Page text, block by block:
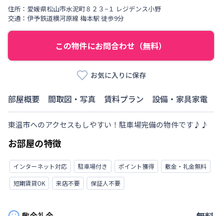
住所： 愛媛県松山市水泥町８２３−１ レジデンス小野
交通： 伊予鉄道横河原線 梅本駅 徒歩9分
この物件にお問合わせ（無料）
お気に入りに保存
部屋概要 間取図・写真 賃料プラン 設備・家具家電
東温市へのアクセスもしやすい！駐車場完備の物件です♪♪
お部屋の特徴
インターネット対応 駐車場付き ポイント獲得
敷金・礼金無料
短期賃貸OK
来店不要 保証人不要